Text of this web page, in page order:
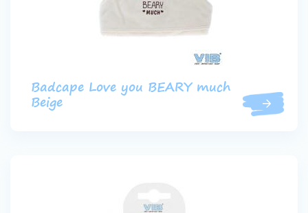
Badcape Love you BEARY much
Beige